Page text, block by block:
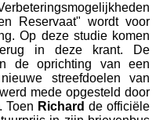
Reservaat" wordt voor
Op deze studie komen
in deze krant. De
de oprichting van een
streefdoelen van
mede opgesteld door
Toen Richard de officiële